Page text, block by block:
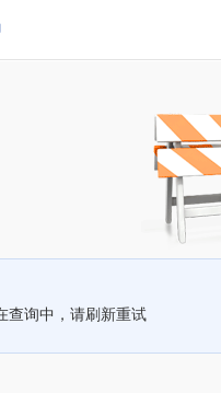
查询中，请刷新重试